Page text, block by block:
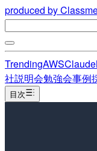
produced by
TrendingAWSClaude
社説明会勉強会事例
目次